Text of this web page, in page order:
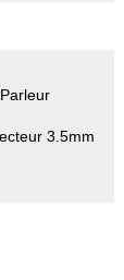
3.5mm